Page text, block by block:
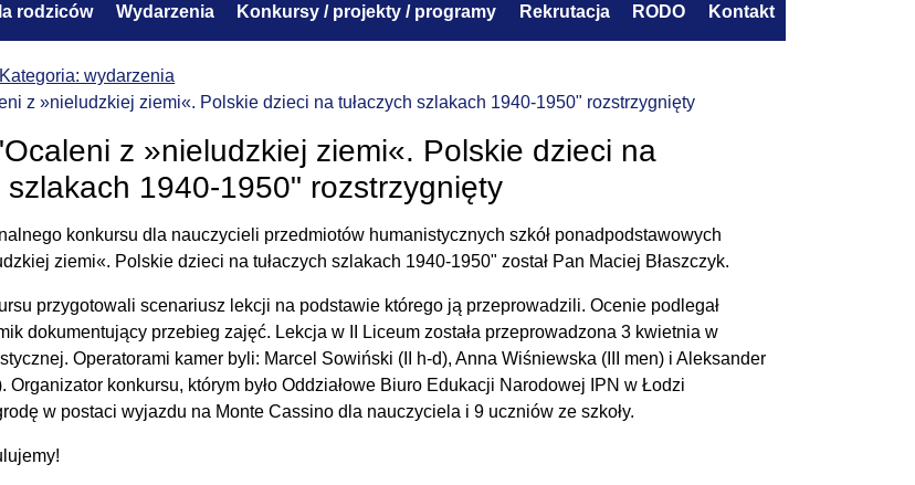
rodziców Wydarzenia Konkursy / projekty / programy Rekrutacja RODO Kontakt
Kategoria: wydarzenia
z »nieludzkiej ziemi«. Polskie dzieci na tułaczych szlakach 1940-1950" rozstrzygnięty
z »nieludzkiej ziemi«. Polskie dzieci na
szlakach 1940-1950" rozstrzygnięty
konkursu dla nauczycieli przedmiotów humanistycznych szkół ponadpodstawowych
ziemi«. Polskie dzieci na tułaczych szlakach 1940-1950" został Pan Maciej Błaszczyk.
przygotowali scenariusz lekcji na podstawie którego ją przeprowadzili. Ocenie podlegał
dokumentujący przebieg zajęć. Lekcja w II Liceum została przeprowadzona 3 kwietnia w
Operatorami kamer byli: Marcel Sowiński (II h-d), Anna Wiśniewska (III men) i Aleksander
Organizator konkursu, którym było Oddziałowe Biuro Edukacji Narodowej IPN w Łodzi
w postaci wyjazdu na Monte Cassino dla nauczyciela i 9 uczniów ze szkoły.